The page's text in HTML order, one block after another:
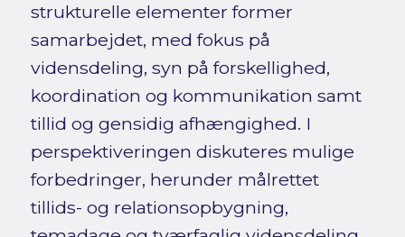
strukturelle elementer former
samarbejdet, med fokus på
vidensdeling, syn på forskellighed,
koordination og kommunikation samt
tillid og gensidig afhængighed. I
perspektiveringen diskuteres mulige
forbedringer, herunder målrettet
tillids- og relationsopbygning,